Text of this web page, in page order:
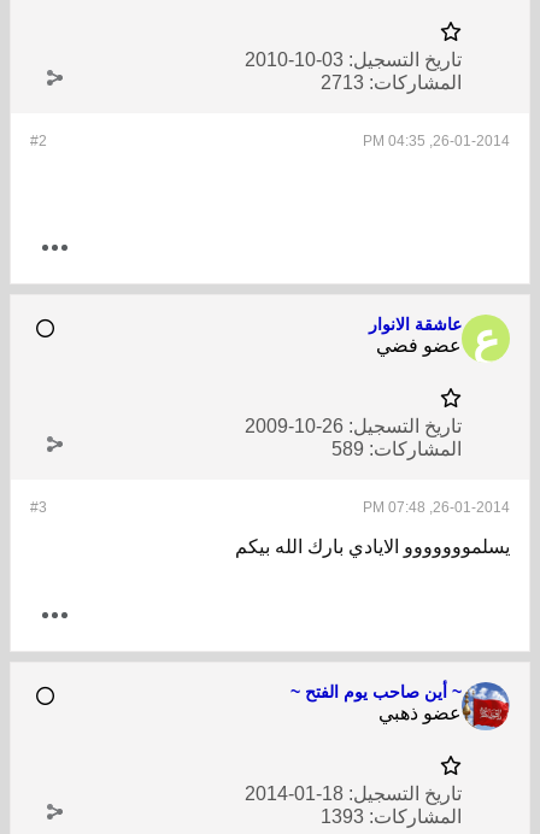
تاريخ التسجيل: 03-10-2010
المشاركات: 2713
#2 26-01-2014, 04:35 PM
عاشقة الانوار
عضو فضي
تاريخ التسجيل: 26-10-2009
المشاركات: 589
#3 26-01-2014, 07:48 PM
يسلمووووووو الايادي بارك الله بيكم
~ أين صاحب يوم الفتح ~
عضو ذهبي
تاريخ التسجيل: 18-01-2014
المشاركات: 1393